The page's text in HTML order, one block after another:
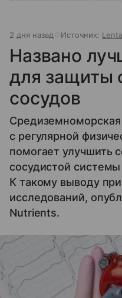
2 дня назад Источник:
Названо
для защиты
сосудов
Средиземноморская
с регулярной
помогает улучшить
сосудистой
К такому выводу
исследований,
Nutrients.